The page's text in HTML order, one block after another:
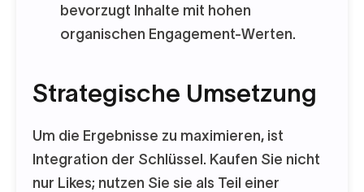
bevorzugt Inhalte mit hohen
organischen Engagement-Werten.
Strategische Umsetzung
Um die Ergebnisse zu maximieren, ist
Integration der Schlüssel. Kaufen Sie nicht
nur Likes; nutzen Sie sie als Teil einer